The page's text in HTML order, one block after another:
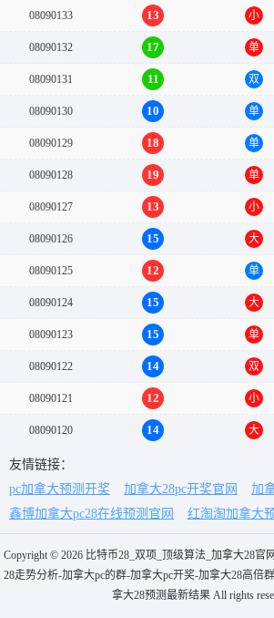
08090133 13 小
08090132 17 单
08090131 11 双
08090130 10 单
08090129 18 单
08090128 19 单
08090127 13 小
08090126 15 大
08090125 12 单
08090124 15 大
08090123 15 单
08090122 14 双
08090121 12 小
08090120 14 大
友情链接：
pc加拿大预测开奖
加拿大28pc开奖官网
加
鑫博加拿大pc28在线预测官网
红淘淘加拿大
Copyright © 2026 比特币28_双项_顶级算法_加拿大28官
28走势分析-加拿大pc的群-加拿大pc开奖-加拿大28高倍
拿大28预测最新结果 All rights